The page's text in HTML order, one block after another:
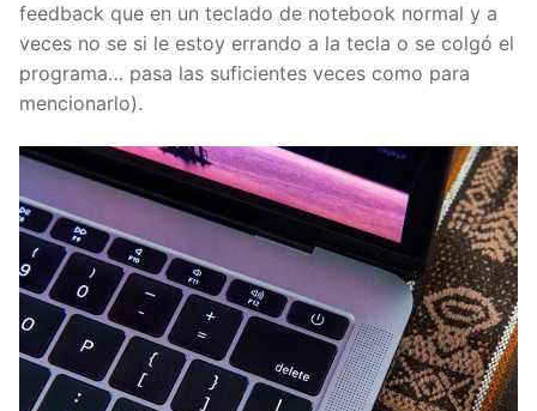
feedback que en un teclado de notebook normal y a
veces no se si le estoy errando a la tecla o se colgó el
programa… pasa las suficientes veces como para
mencionarlo).